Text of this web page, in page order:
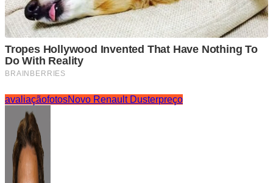
avaliaçãofotosNovo Renault Dusterpreço